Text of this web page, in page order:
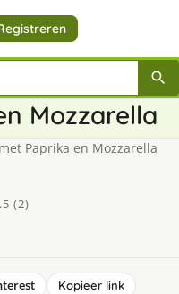
Mozzarella
Paprika en Mozzarella
(2)
Kopieer link